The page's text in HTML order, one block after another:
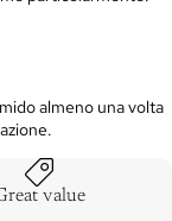
almeno una volta
value